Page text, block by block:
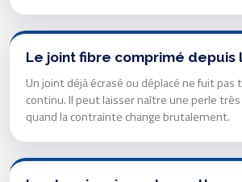
Le joint fibre comprimé depuis
Un joint déjà écrasé ou déplacé ne fuit pas
continu. Il peut laisser naître une perle
quand la contrainte change brutalement.